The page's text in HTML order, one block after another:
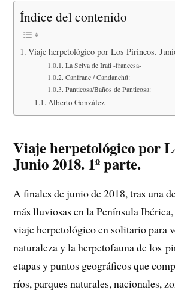
Índice del contenido
Viaje herpetológico por Los Pirineos.
La Selva de Irati -francesa-
Canfranc / Candanchú:
Panticosa/Baños de Panticosa:
Alberto González
Viaje herpetológico por
Junio 2018. 1º parte.
A finales de junio de 2018, tras una
más lluviosas en la Península
viaje herpetológico en solitario para
naturaleza y la herpetofauna de los
etapas y puntos geográficos que
ríos, parques naturales, nacionales,